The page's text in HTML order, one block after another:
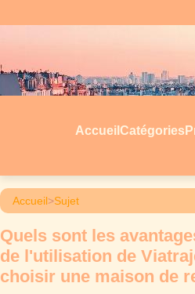
Accueil Catégories
Accueil>Sujet
Quels sont les
de l'utilisation de
choisir une maison de